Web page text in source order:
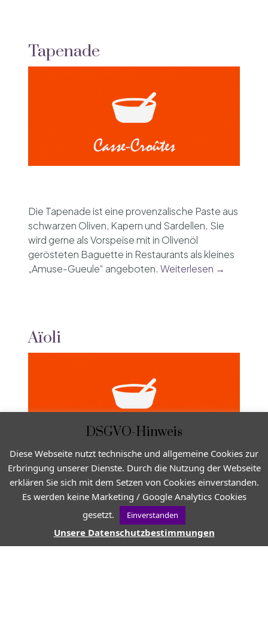
Tapenade
Die Tapenade ist eine provenzalische Paste aus
schwarzen Oliven, Kapern und Sardellen. Sie
wird gerne als Vorspeise mit in Olivenöl
gerösteten Baguette in Restaurants als kleines
„Amuse-Gueule“ angeboten.Weiterlesen →
Aïoli
Wer kennt sie nicht? Die berühmte
Knoblauchsauce, die man gerne in spanischen
Tapas-Bars speist. Auch in der Provence ist
diese Paste äußerst beliebt und wird gerne in
DSGVO-Hinweis
Diese Webseite nutzt technische und allgemeine Cookies zur
Erbringung unserer Dienste. Durch die Nutzung der Webseite
erklären Sie sich mit dem Setzen von Cookies einverstanden.
Es werden keine Marketing / Google Analytics Cookies
gesetzt.
Einverstanden
Unsere Datenschutzbestimmungen